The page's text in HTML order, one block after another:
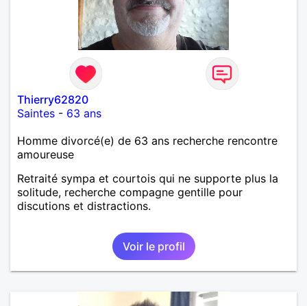
Thierry62820
Saintes - 63 ans
Homme divorcé(e) de 63 ans recherche rencontre
amoureuse
Retraité sympa et courtois qui ne supporte plus la
solitude, recherche compagne gentille pour
discutions et distractions.
Voir le profil